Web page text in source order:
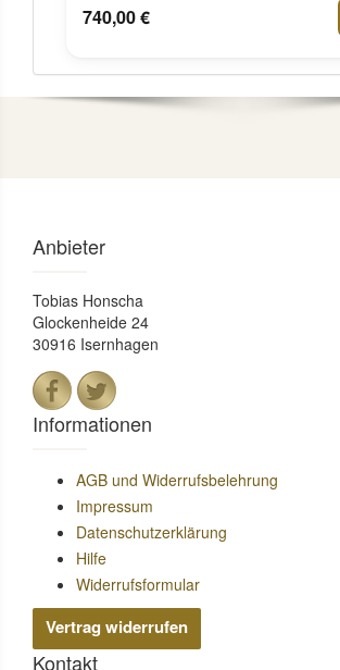
740,00 €
Anbieter
Tobias Honscha
Glockenheide 24
30916 Isernhagen
Informationen
AGB und Widerrufsbelehrung
Impressum
Datenschutzerklärung
Hilfe
Widerrufsformular
Vertrag widerrufen
Kontakt